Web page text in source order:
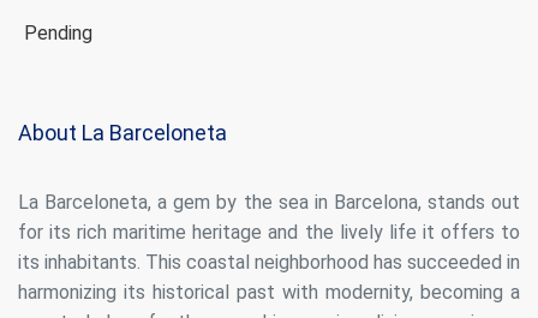
Pending
About La Barceloneta
La Barceloneta, a gem by the sea in Barcelona, stands out
for its rich maritime heritage and the lively life it offers to
its inhabitants. This coastal neighborhood has succeeded in
harmonizing its historical past with modernity, becoming a